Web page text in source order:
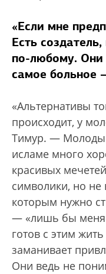
«Если мне
Есть
по-любому. Они
самое больное
«Альтернативы
происходит, у
Тимур. —
исламе много
красивых
символики, но не
которым нужно
— «лишь бы меня
готов с этим
заманивает
Они ведь не